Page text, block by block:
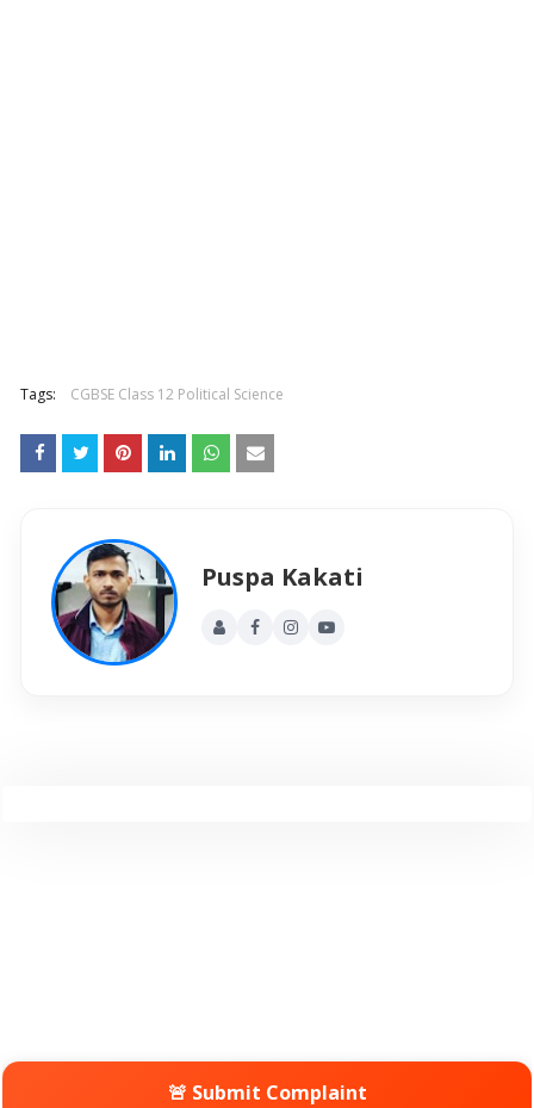
Tags: CGBSE Class 12 Political Science
Puspa Kakati
🚨 Submit Complaint